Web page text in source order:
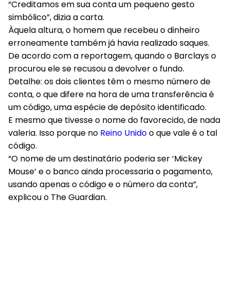
“Creditamos em sua conta um pequeno gesto
simbólico”, dizia a carta.
Àquela altura, o homem que recebeu o dinheiro
erroneamente também já havia realizado saques.
De acordo com a reportagem, quando o Barclays o
procurou ele se recusou a devolver o fundo.
Detalhe: os dois clientes têm o mesmo número de
conta, o que difere na hora de uma transferência é
um código, uma espécie de depósito identificado.
E mesmo que tivesse o nome do favorecido, de nada
valeria. Isso porque no Reino Unidoo que vale é o tal
código.
“O nome de um destinatário poderia ser ‘Mickey
Mouse’ e o banco ainda processaria o pagamento,
usando apenas o código e o número da conta”,
explicou o The Guardian.